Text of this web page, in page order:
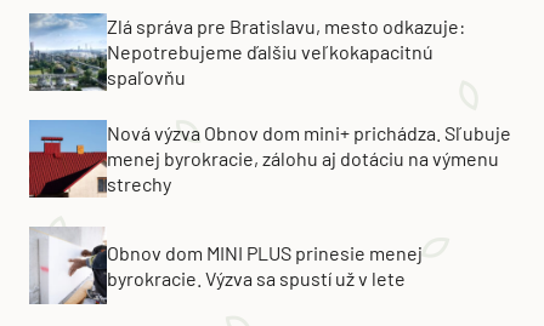
Zlá správa pre Bratislavu, mesto odkazuje:
Nepotrebujeme ďalšiu veľkokapacitnú
spaľovňu
Nová výzva Obnov dom mini+ prichádza. Sľubuje
menej byrokracie, zálohu aj dotáciu na výmenu
strechy
Obnov dom MINI PLUS prinesie menej
byrokracie. Výzva sa spustí už v lete